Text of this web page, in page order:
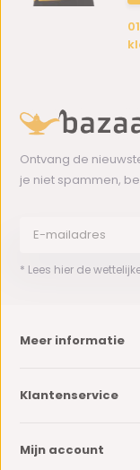
Ontvang de
je niet spammen,
* Lees hier de
Meer informatie
Klantenservice
Mijn account